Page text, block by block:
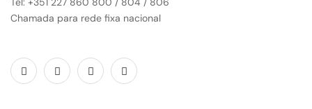
Chamada para rede fixa nacional